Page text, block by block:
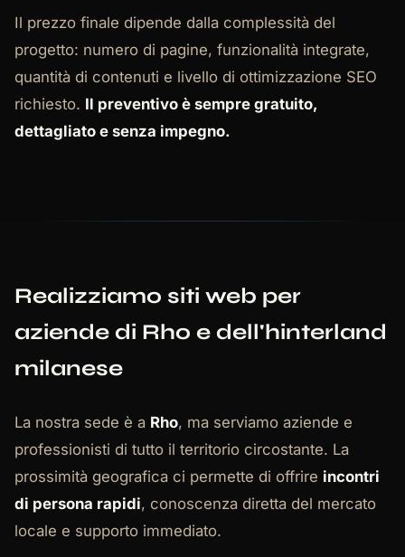
Il prezzo finale dipende dalla complessità del
progetto: numero di pagine, funzionalità integrate,
quantità di contenuti e livello di ottimizzazione SEO
richiesto. Il preventivo è sempre gratuito,
dettagliato e senza impegno.
Realizziamo siti web per
aziende di Rho e dell'hinterland
milanese
La nostra sede è a Rho, ma serviamo aziende e
professionisti di tutto il territorio circostante. La
prossimità geografica ci permette di offrire incontri
di persona rapidi, conoscenza diretta del mercato
locale e supporto immediato.